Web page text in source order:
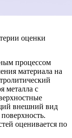
оценки
процессом
материала на
металла с
внешний вид
оценивается по